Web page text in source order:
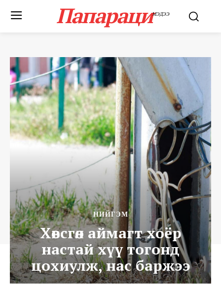
ПапарациМЭДЭЭ
НИЙГЭМ
Хөвсгөл аймагт хоёр
настай хүү тогонд
цохиулж, нас баржээ